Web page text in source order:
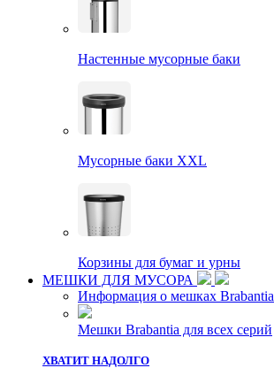
Настенные мусорные баки
Мусорные баки XXL
Корзины для бумаг и урны
МЕШКИ ДЛЯ МУСОРА
Информация о мешках Brabantia
Мешки Brabantia для всех серий
ХВАТИТ НАДОЛГО